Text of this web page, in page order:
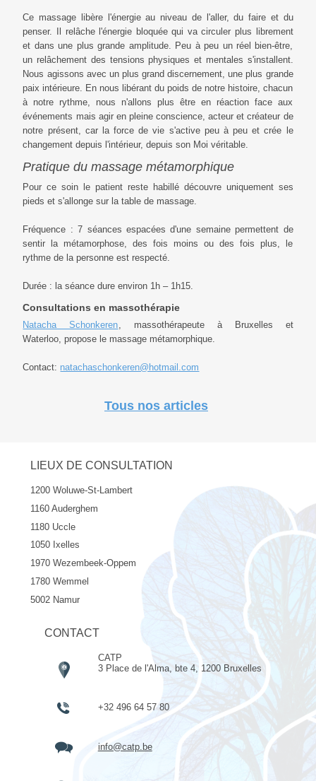
Ce massage libère l'énergie au niveau de l'aller, du faire et du
penser. Il relâche l'énergie bloquée qui va circuler plus librement
et dans une plus grande amplitude. Peu à peu un réel bien-être,
un relâchement des tensions physiques et mentales s'installent.
Nous agissons avec un plus grand discernement, une plus grande
paix intérieure. En nous libérant du poids de notre histoire, chacun
à notre rythme, nous n'allons plus être en réaction face aux
événements mais agir en pleine conscience, acteur et créateur de
notre présent, car la force de vie s'active peu à peu et crée le
changement depuis l'intérieur, depuis son Moi véritable.
Pratique du massage métamorphique
Pour ce soin le patient reste habillé découvre uniquement ses
pieds et s'allonge sur la table de massage.
Fréquence : 7 séances espacées d'une semaine permettent de
sentir la métamorphose, des fois moins ou des fois plus, le
rythme de la personne est respecté.
Durée : la séance dure environ 1h – 1h15.
Consultations en massothérapie
Natacha Schonkeren, massothérapeute à Bruxelles et
Waterloo, propose le massage métamorphique.
Contact: natachaschonkeren@hotmail.com
Tous nos articles
LIEUX DE CONSULTATION
1200 Woluwe-St-Lambert
1160 Auderghem
1180 Uccle
1050 Ixelles
1970 Wezembeek-Oppem
1780 Wemmel
5002 Namur
CONTACT
CATP
3 Place de l'Alma, bte 4, 1200 Bruxelles
+32 496 64 57 80
info@catp.be